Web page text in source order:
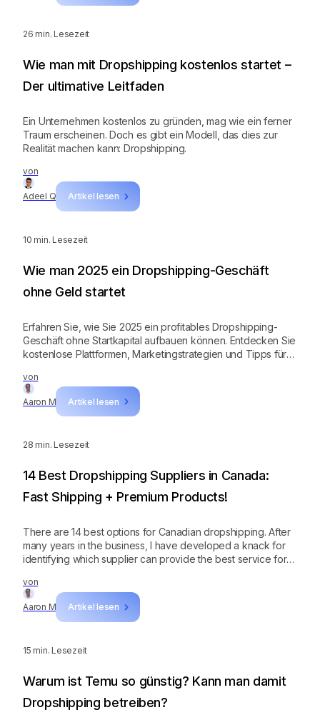
26 min. Lesezeit
von
Adeel Q Artikel lesen
Wie man mit Dropshipping kostenlos startet –
Der ultimative Leitfaden
Ein Unternehmen kostenlos zu gründen, mag wie ein ferner
Traum erscheinen. Doch es gibt ein Modell, das dies zur
Realität machen kann: Dropshipping.
10 min. Lesezeit
von
Aaron M Artikel lesen
Wie man 2025 ein Dropshipping-Geschäft
ohne Geld startet
Erfahren Sie, wie Sie 2025 ein profitables Dropshipping-
Geschäft ohne Startkapital aufbauen können. Entdecken Sie
kostenlose Plattformen, Marketingstrategien und Tipps für
28 min. Lesezeit
von
Aaron M Artikel lesen
14 Best Dropshipping Suppliers in Canada:
Fast Shipping + Premium Products!
There are 14 best options for Canadian dropshipping. After
many years in the business, I have developed a knack for
identifying which supplier can provide the best service for
15 min. Lesezeit
Warum ist Temu so günstig? Kann man damit
Dropshipping betreiben?